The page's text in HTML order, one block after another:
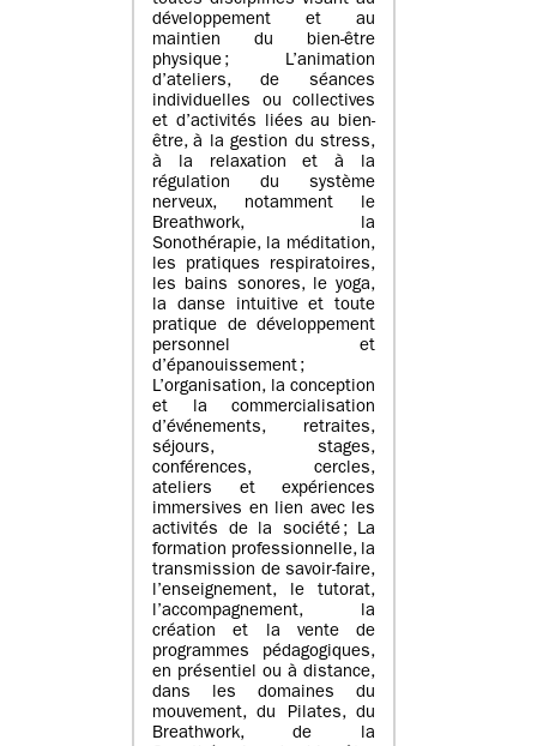
développement et au
maintien du bien-être
physique ; L’animation
d’ateliers, de séances
individuelles ou collectives
et d’activités liées au bien-
être, à la gestion du stress,
à la relaxation et à la
régulation du système
nerveux, notamment le
Breathwork, la
Sonothérapie, la méditation,
les pratiques respiratoires,
les bains sonores, le yoga,
la danse intuitive et toute
pratique de développement
personnel et
d’épanouissement ;
L’organisation, la conception
et la commercialisation
d’événements, retraites,
séjours, stages,
conférences, cercles,
ateliers et expériences
immersives en lien avec les
activités de la société ; La
formation professionnelle, la
transmission de savoir-faire,
l’enseignement, le tutorat,
l’accompagnement, la
création et la vente de
programmes pédagogiques,
en présentiel ou à distance,
dans les domaines du
mouvement, du Pilates, du
Breathwork, de la